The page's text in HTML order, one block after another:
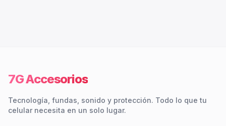
7G Accesorios
Tecnología, fundas, sonido y protección. Todo lo que tu
celular necesita en un solo lugar.